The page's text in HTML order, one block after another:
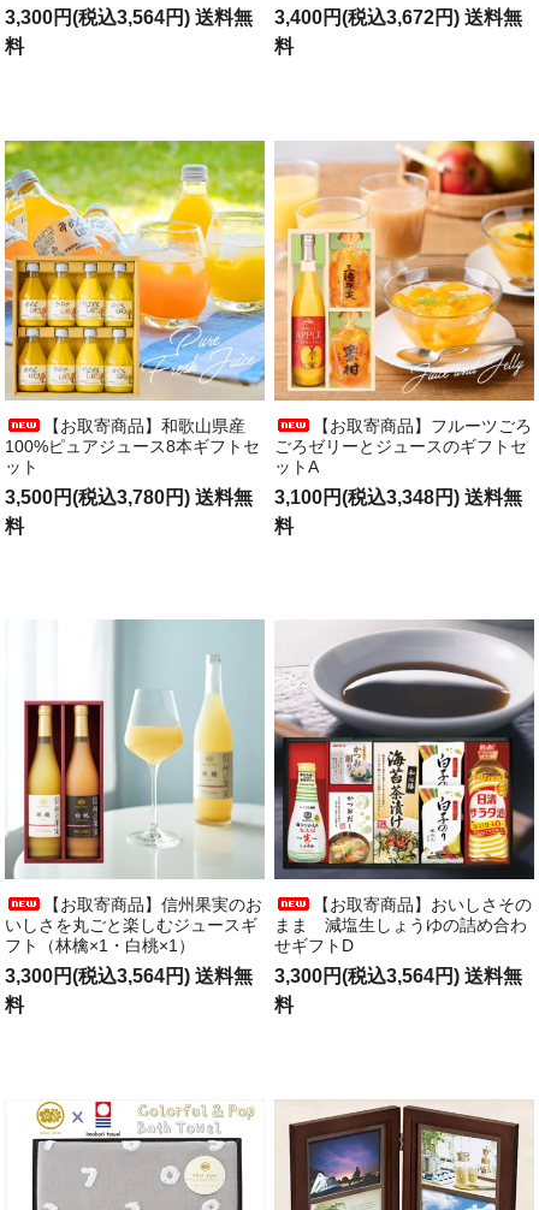
3,300円(税込3,564円) 送料無
料
3,400円(税込3,672円) 送料無
料
【お取寄商品】和歌山県産
100%ピュアジュース8本ギフトセ
ット
3,500円(税込3,780円) 送料無
料
【お取寄商品】フルーツごろ
ごろゼリーとジュースのギフトセ
ットA
3,100円(税込3,348円) 送料無
料
【お取寄商品】信州果実のお
いしさを丸ごと楽しむジュースギ
フト（林檎×1・白桃×1）
3,300円(税込3,564円) 送料無
料
【お取寄商品】おいしさその
まま 減塩生しょうゆの詰め合わ
せギフトD
3,300円(税込3,564円) 送料無
料